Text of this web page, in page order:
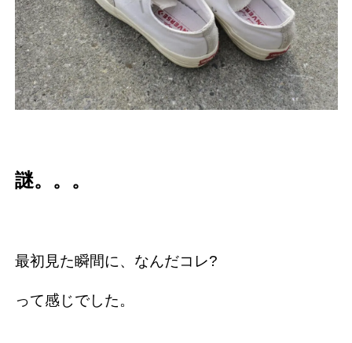
謎。。。
最初見た瞬間に、なんだコレ?
って感じでした。